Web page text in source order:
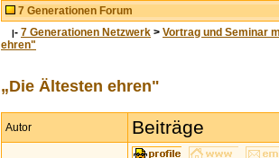
7 Generationen Forum
|- 7 Generationen Netzwerk > Vortrag und Seminar
ehren"
„Die Ältesten ehren"
Autor Beiträge